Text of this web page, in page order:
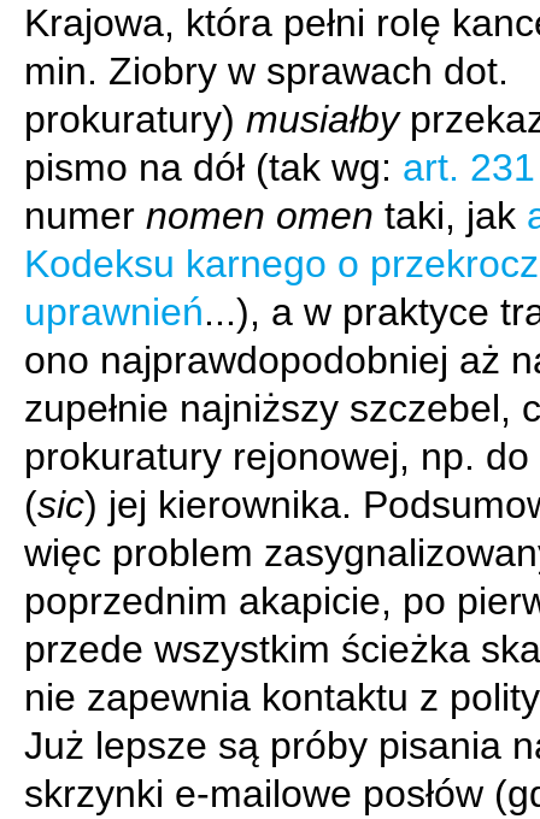
Krajowa, która pełni rolę
min. Ziobry w sprawach dot.
prokuratury) musiałby
pismo na dół (tak wg: art.
numer nomen omen taki, jak
Kodeksu karnego o
uprawnień...), a w praktyce
ono najprawdopodobniej aż
zupełnie najniższy szczebel,
prokuratury rejonowej, np.
(sic) jej kierownika.
więc problem
poprzednim akapicie, po
przede wszystkim ścieżka
nie zapewnia kontaktu z
Już lepsze są próby pisania
skrzynki e-mailowe posłów